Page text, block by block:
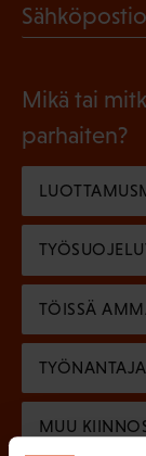
l
n
e
)
k
l
i
e
)
Mikä tai
parhaiten?
TÖISSÄ
MUU